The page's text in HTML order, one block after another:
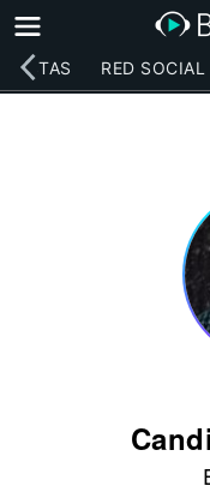
RED SOCIAL